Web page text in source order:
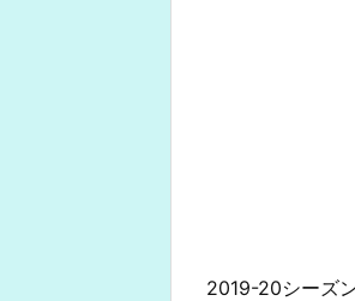
2019-20シーズ